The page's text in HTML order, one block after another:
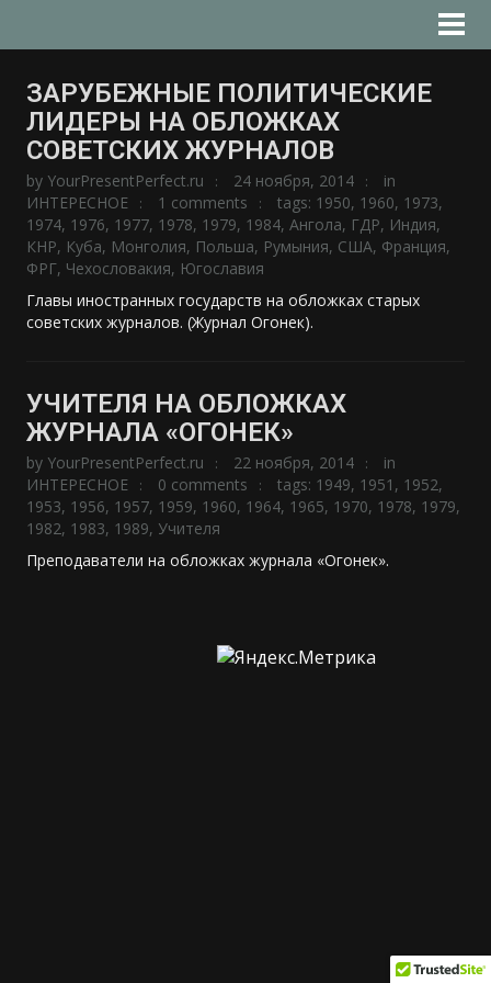
ЗАРУБЕЖНЫЕ ПОЛИТИЧЕСКИЕ
ЛИДЕРЫ НА ОБЛОЖКАХ
СОВЕТСКИХ ЖУРНАЛОВ
by YourPresentPerfect.ru 24 ноября, 2014
in
ИНТЕРЕСНОЕ
1 comments tags: 1950, 1960, 1973,
1974, 1976, 1977, 1978, 1979, 1984, Ангола, ГДР, Индия,
КНР, Куба, Монголия, Польша, Румыния, США, Франция,
ФРГ, Чехословакия, Югославия
Главы иностранных государств на обложках старых
советских журналов. (Журнал Огонек).
УЧИТЕЛЯ НА ОБЛОЖКАХ
ЖУРНАЛА «ОГОНЕК»
by YourPresentPerfect.ru 22 ноября, 2014
in
ИНТЕРЕСНОЕ
0 comments tags: 1949, 1951 , 1952,
1953, 1956, 1957, 1959, 1960, 1964, 1965, 1970, 1978, 1979,
1982, 1983, 1989, Учителя
Преподаватели на обложках журнала «Огонек».